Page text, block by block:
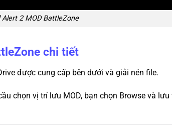
2 MOD BattleZone
chi tiết
được cung cấp bên dưới và giải nén file.
chọn vị trí lưu MOD, bạn chọn Browse và lưu